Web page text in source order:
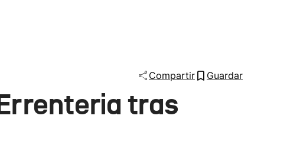
Compartir Guardar
tras